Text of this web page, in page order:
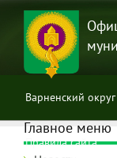
Перейти
основному
содержанию
Варненский округ
Правила сайта
Главное меню